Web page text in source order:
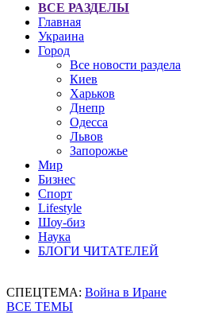
ВСЕ РАЗДЕЛЫ
Главная
Украина
Город
Все новости раздела
Киев
Харьков
Днепр
Одесса
Львов
Запорожье
Мир
Бизнес
Спорт
Lifestyle
Шоу-биз
Наука
БЛОГИ ЧИТАТЕЛЕЙ
СПЕЦТЕМА: Война в Иране
ВСЕ ТЕМЫ